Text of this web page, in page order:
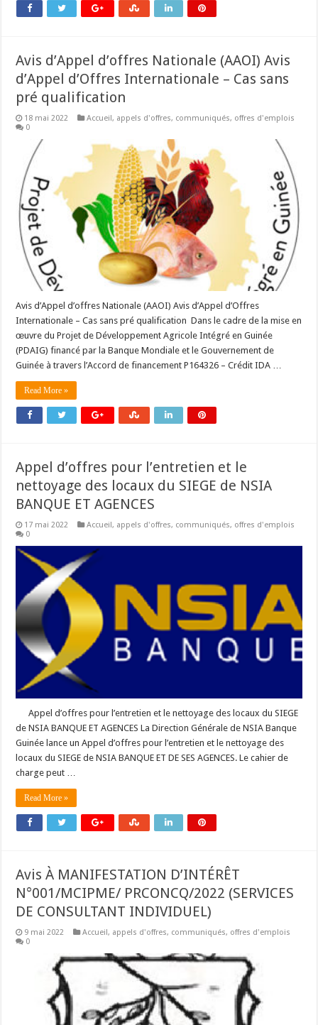
Avis d’Appel d’offres Nationale (AAOI) Avis
d’Appel d’Offres Internationale – Cas sans
pré qualification
18 mai 2022 Accueil, appels d'offres, communiqués, offres d'emplois
0
Avis d’Appel d’offres Nationale (AAOI) Avis d’Appel d’Offres
Internationale – Cas sans pré qualification Dans le cadre de la mise en
œuvre du Projet de Développement Agricole Intégré en Guinée
(PDAIG) financé par la Banque Mondiale et le Gouvernement de
Guinée à travers l’Accord de financement P164326 – Crédit IDA …
Read More »
Appel d’offres pour l’entretien et le
nettoyage des locaux du SIEGE de NSIA
BANQUE ET AGENCES
17 mai 2022 Accueil, appels d'offres, communiqués, offres d'emplois
0
Appel d’offres pour l’entretien et le nettoyage des locaux du SIEGE
de NSIA BANQUE ET AGENCES La Direction Générale de NSIA Banque
Guinée lance un Appel d’offres pour l’entretien et le nettoyage des
locaux du SIEGE de NSIA BANQUE ET DE SES AGENCES. Le cahier de
charge peut …
Read More »
Avis À MANIFESTATION D’INTÉRÊT
N°001/MCIPME/ PRCONCQ/2022 (SERVICES
DE CONSULTANT INDIVIDUEL)
9 mai 2022 Accueil, appels d'offres, communiqués, offres d'emplois
0